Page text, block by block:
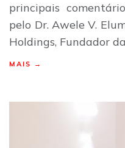
principais
pelo Dr. Awele V.
Holdings, Fundador
MAIS →